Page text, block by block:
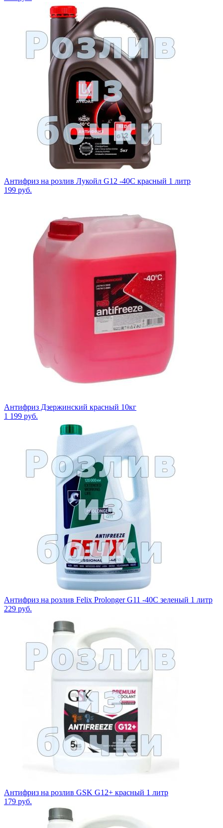
Антифриз на розлив Лукойл G12 -40C красный 1 литр
199 руб.
Антифриз Дзержинский красный 10кг
1 199 руб.
Антифриз на розлив Felix Prolonger G11 -40C зеленый 1 литр
229 руб.
Антифриз на розлив GSK G12+ красный 1 литр
179 руб.